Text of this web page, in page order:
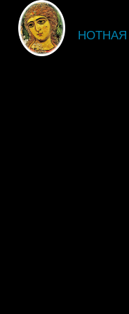
fdsgsdg